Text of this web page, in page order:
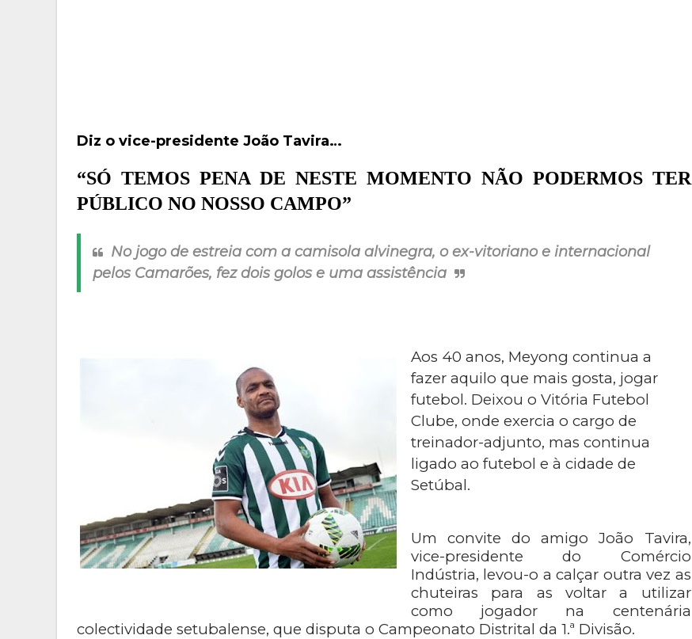
Diz o vice-presidente João Tavira…
“SÓ TEMOS PENA DE NESTE MOMENTO NÃO PODERMOS TER
PÚBLICO NO NOSSO CAMPO”
No jogo de estreia com a camisola alvinegra, o ex-vitoriano e internacional
pelos Camarões, fez dois golos e uma assistência
Aos 40 anos, Meyong continua a
fazer aquilo que mais gosta, jogar
futebol. Deixou o Vitória Futebol
Clube, onde exercia o cargo de
treinador-adjunto, mas continua
ligado ao futebol e à cidade de
Setúbal.
Um convite do amigo João Tavira,
vice-presidente do Comércio
Indústria, levou-o a calçar outra vez as
chuteiras para as voltar a utilizar
como jogador na centenária
colectividade setubalense, que disputa o Campeonato Distrital da 1.ª Divisão.